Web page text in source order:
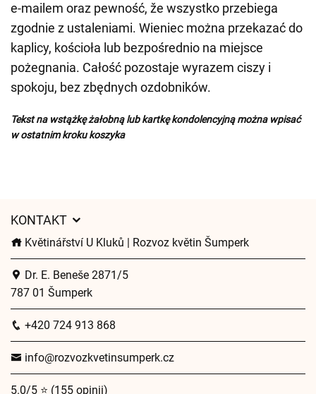
e-mailem oraz pewność, že wszystko przebiega
zgodnie z ustaleniami. Wieniec można przekazać do
kaplicy, kościoła lub bezpośrednio na miejsce
pożegnania. Całość pozostaje wyrazem ciszy i
spokoju, bez zbędnych ozdobników.
Tekst na wstążkę żałobną lub kartkę kondolencyjną można wpisać
w ostatnim kroku koszyka
KONTAKT
Květinářství U Kluků | Rozvoz květin Šumperk
Dr. E. Beneše 2871/5
787 01 Šumperk
+420 724 913 868
info@rozvozkvetinsumperk.cz
5.0/5 ⭐ (155 opinii)